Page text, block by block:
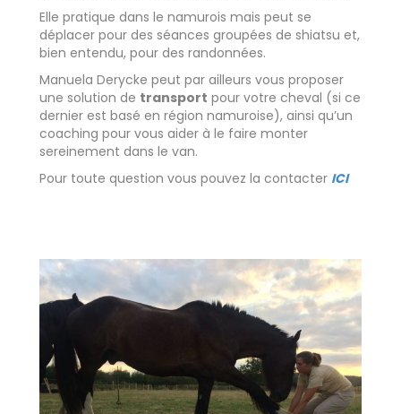
Elle pratique dans le namurois mais peut se
déplacer pour des séances groupées de shiatsu et,
bien entendu, pour des randonnées.
Manuela Derycke peut par ailleurs vous proposer
une solution de transport pour votre cheval (si ce
dernier est basé en région namuroise), ainsi qu’un
coaching pour vous aider à le faire monter
sereinement dans le van.
Pour toute question vous pouvez la contacter ICI